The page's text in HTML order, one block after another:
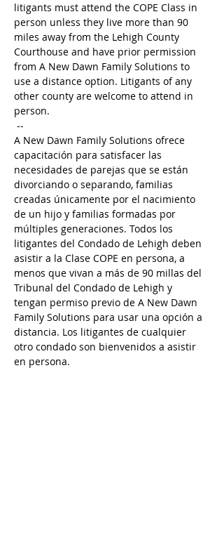
litigants must attend the COPE Class in
person unless they live more than 90
miles away from the Lehigh County
Courthouse and have prior permission
from A New Dawn Family Solutions to
use a distance option. Litigants of any
other county are welcome to attend in
person.
--
A New Dawn Family Solutions ofrece
capacitación para satisfacer las
necesidades de parejas que se están
divorciando o separando, familias
creadas únicamente por el nacimiento
de un hijo y familias formadas por
múltiples generaciones. Todos los
litigantes del Condado de Lehigh deben
asistir a la Clase COPE en persona, a
menos que vivan a más de 90 millas del
Tribunal del Condado de Lehigh y
tengan permiso previo de A New Dawn
Family Solutions para usar una opción a
distancia. Los litigantes de cualquier
otro condado son bienvenidos a asistir
en persona.